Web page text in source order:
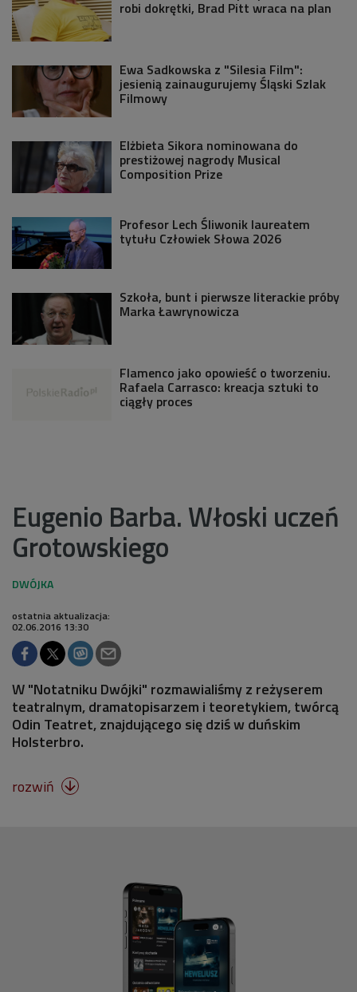
robi dokrętki, Brad Pitt wraca na plan
Ewa Sadkowska z "Silesia Film":
jesienią zainaugurujemy Śląski Szlak
Filmowy
Elżbieta Sikora nominowana do
prestiżowej nagrody Musical
Composition Prize
Profesor Lech Śliwonik laureatem
tytułu Człowiek Słowa 2026
Szkoła, bunt i pierwsze literackie próby
Marka Ławrynowicza
Flamenco jako opowieść o tworzeniu.
Rafaela Carrasco: kreacja sztuki to
ciągły proces
Eugenio Barba. Włoski uczeń
Grotowskiego
ostatnia aktualizacja:
02.06.2016 13:30
W "Notatniku Dwójki" rozmawialiśmy z reżyserem
teatralnym, dramatopisarzem i teoretykiem, twórcą
Odin Teatret, znajdującego się dziś w duńskim
Holsterbro.
rozwiń 